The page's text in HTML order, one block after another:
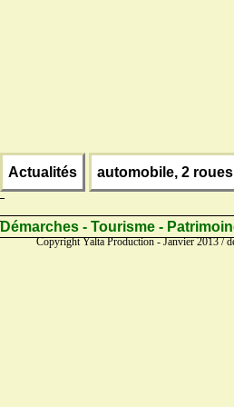
Actualités automobile, 2 roues
Démarches - Tourisme -
Copyright Yalta Production - Janvier 2013 /